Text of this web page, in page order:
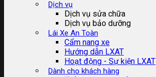
Dịch vụ
Dịch vụ sửa chữa
Dịch vụ bảo dưỡng
Lái Xe An Toàn
Cẩm nang xe
Hướng dẫn LXAT
Hoạt động - Sự kiện LXAT
Dành cho khách hàng